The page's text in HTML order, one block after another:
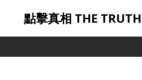
點擊真相 THE